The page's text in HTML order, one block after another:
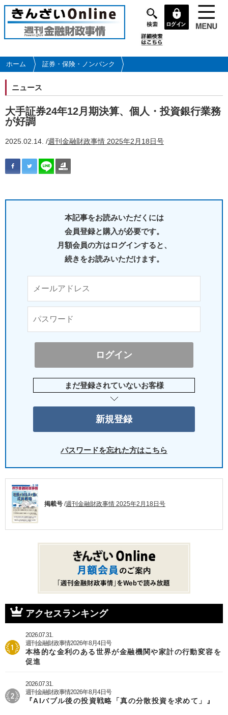
メ
イ
コ
テ
ン
に
移
動
ホーム 証券・保険・ノンバンク
ニュース
大手証券24年12月期決算、個人・投資銀行業務
が好調
2025.02.14. /週刊金融財政事情 2025年2月18日号
本記事をお読みいただくには
会員登録と購入が必要です。
月額会員の方はログインすると、
続きをお読みいただけます。
まだ登録されていないお客様
パスワードを忘れた方はこちら
掲載号 /週刊金融財政事情 2025年2月18日号
アクセスランキング
2026.07.31.
週刊金融財政事情2026年8月4日号
本格的な金利のある世界が金融機関や家計の行動変容を
促進
2026.07.31.
週刊金融財政事情2026年8月4日号
『AIバブル後の投資戦略「真の分散投資を求めて」』